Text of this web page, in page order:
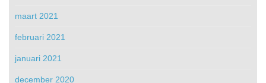
maart 2021
februari 2021
januari 2021
december 2020